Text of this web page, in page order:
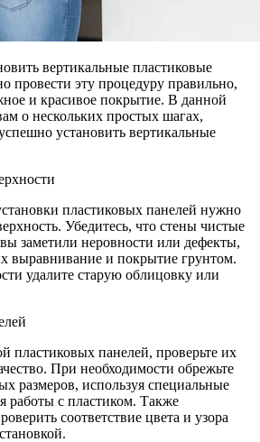
вертикальные пластиковые
провести эту процедуру правильно,
и красивое покрытие. В данной
о нескольких простых шагах,
установить вертикальные
пластиковых панелей нужно
Убедитесь, что стены чистые
заметили неровности или дефекты,
выравнивание и покрытие грунтом.
удалите старую облицовку или
пластиковых панелей, проверьте их
При необходимости обрежьте
размеров, используя специальные
работы с пластиком. Также
соответствие цвета и узора